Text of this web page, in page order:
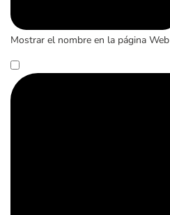
Mostrar el nombre en la página Web